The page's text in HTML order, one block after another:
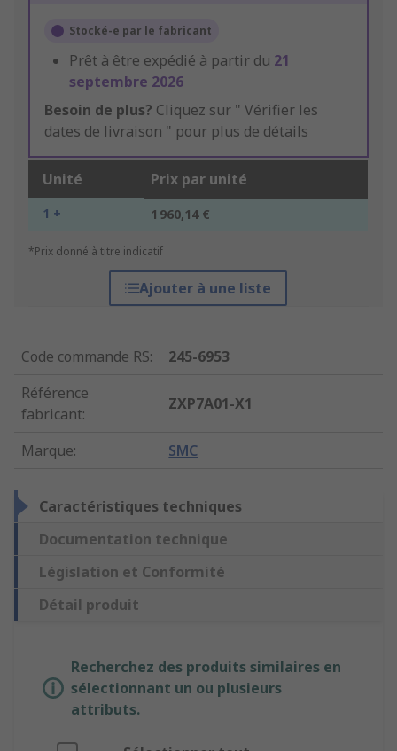
Stocké-e par le fabricant
Prêt à être expédié à partir du 21
septembre 2026
Besoin de plus? Cliquez sur " Vérifier les
dates de livraison " pour plus de détails
Unité Prix par unité
1 + 1 960,14 €
*Prix donné à titre indicatif
Ajouter à une liste
Code commande RS:
245-6953
Référence
fabricant:
ZXP7A01-X1
Marque: SMC
Caractéristiques techniques
Documentation technique
Législation et Conformité
Détail produit
Recherchez des produits similaires en
sélectionnant un ou plusieurs
attributs.